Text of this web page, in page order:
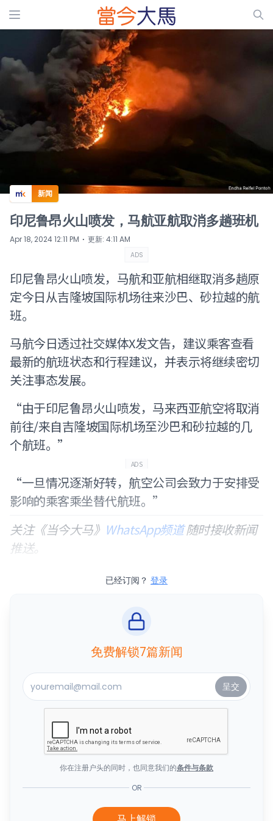
ADS
新闻
印尼鲁昂火山喷发，马航亚航取消多趟班机
Apr 18, 2024 12:11 PM ⋅ 更新: 4:11 AM
ADS
印尼鲁昂火山喷发，马航和亚航相继取消多趟原
定今日从吉隆坡国际机场往来沙巴、砂拉越的航
班。
马航今日透过社交媒体X发文告，建议乘客查看
最新的航班状态和行程建议，并表示将继续密切
关注事态发展。
“由于印尼鲁昂火山喷发，马来西亚航空将取消
前往/来自吉隆坡国际机场至沙巴和砂拉越的几
个航班。”
ADS
“一旦情况逐渐好转，航空公司会致力于安排受
影响的乘客乘坐替代航班。”
关注《当今大马》 WhatsApp频道随时接收新闻
推送。
已经订阅？ 登录
免费解锁7篇新闻
你在注册户头的同时，也同意我们的条件与条款
OR